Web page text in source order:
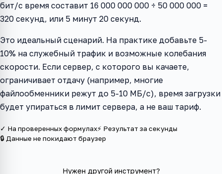
бит/с время составит 16 000 000 000 ÷ 50 000 000 =
320 секунд, или 5 минут 20 секунд.
Это идеальный сценарий. На практике добавьте 5-
10% на служебный трафик и возможные колебания
скорости. Если сервер, с которого вы качаете,
ограничивает отдачу (например, многие
файлообменники режут до 5-10 МБ/с), время загрузки
будет упираться в лимит сервера, а не ваш тариф.
✓ На проверенных формулах⚡ Результат за секунды
🔒 Данные не покидают браузер
Нужен другой инструмент?